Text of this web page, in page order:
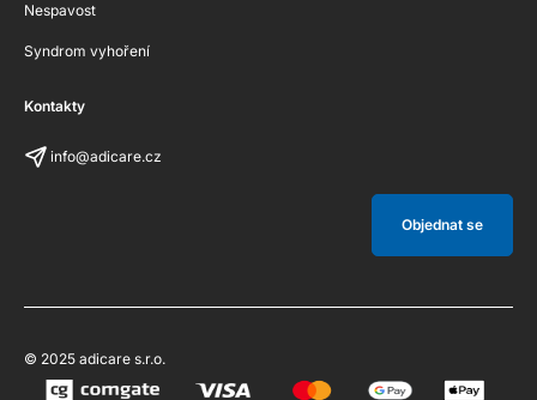
Nespavost
Syndrom vyhoření
Kontakty
info@adicare.cz
Objednat se
© 2025 adicare s.r.o.